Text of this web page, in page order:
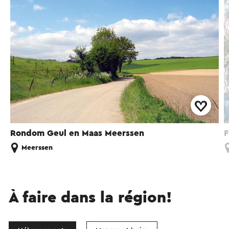
Rondom Geul en Maas Meerssen
Meerssen
À faire dans la région!